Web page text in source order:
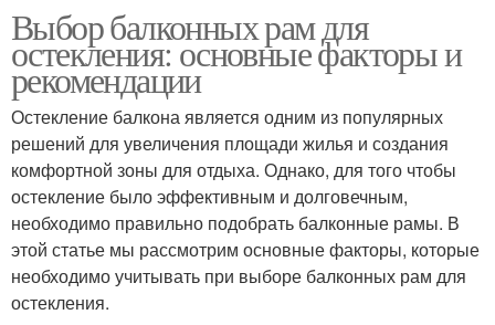
Выбор балконных рам для
остекления: основные факторы и
рекомендации
Остекление балкона является одним из популярных
решений для увеличения площади жилья и создания
комфортной зоны для отдыха. Однако, для того чтобы
остекление было эффективным и долговечным,
необходимо правильно подобрать балконные рамы. В
этой статье мы рассмотрим основные факторы, которые
необходимо учитывать при выборе балконных рам для
остекления.